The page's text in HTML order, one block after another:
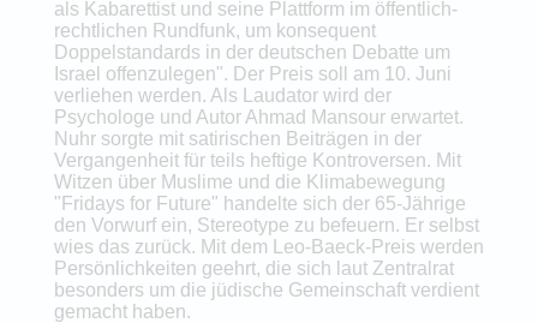
als Kabarettist und seine Plattform im öffentlich-
rechtlichen Rundfunk, um konsequent
Doppelstandards in der deutschen Debatte um
Israel offenzulegen". Der Preis soll am 10. Juni
verliehen werden. Als Laudator wird der
Psychologe und Autor Ahmad Mansour erwartet.
Nuhr sorgte mit satirischen Beiträgen in der
Vergangenheit für teils heftige Kontroversen. Mit
Witzen über Muslime und die Klimabewegung
"Fridays for Future" handelte sich der 65-Jährige
den Vorwurf ein, Stereotype zu befeuern. Er selbst
wies das zurück. Mit dem Leo-Baeck-Preis werden
Persönlichkeiten geehrt, die sich laut Zentralrat
besonders um die jüdische Gemeinschaft verdient
gemacht haben.